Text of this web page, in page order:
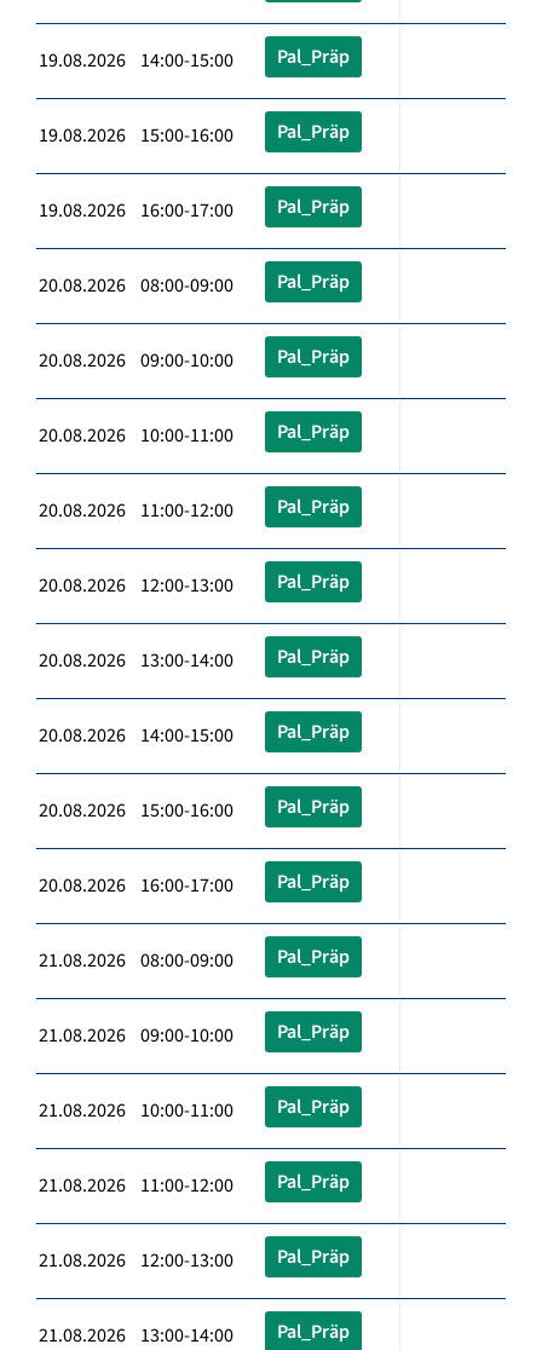
19.08.2026 14:00-15:00 Pal_Präp
19.08.2026 15:00-16:00 Pal_Präp
19.08.2026 16:00-17:00 Pal_Präp
20.08.2026 08:00-09:00 Pal_Präp
20.08.2026 09:00-10:00 Pal_Präp
20.08.2026 10:00-11:00 Pal_Präp
20.08.2026 11:00-12:00 Pal_Präp
20.08.2026 12:00-13:00 Pal_Präp
20.08.2026 13:00-14:00 Pal_Präp
20.08.2026 14:00-15:00 Pal_Präp
20.08.2026 15:00-16:00 Pal_Präp
20.08.2026 16:00-17:00 Pal_Präp
21.08.2026 08:00-09:00 Pal_Präp
21.08.2026 09:00-10:00 Pal_Präp
21.08.2026 10:00-11:00 Pal_Präp
21.08.2026 11:00-12:00 Pal_Präp
21.08.2026 12:00-13:00 Pal_Präp
21.08.2026 13:00-14:00 Pal_Präp